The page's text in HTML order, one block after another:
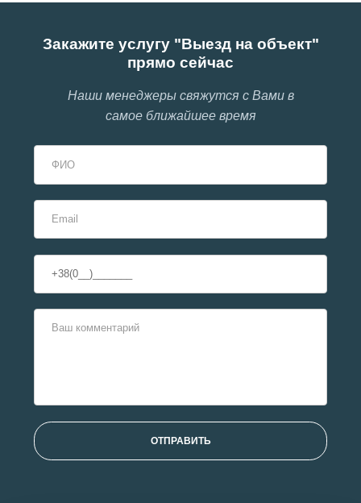
Закажите услугу "Выезд на объект"
прямо сейчас
Наши менеджеры свяжутся с Вами в
самое ближайшее время
ОТПРАВИТЬ